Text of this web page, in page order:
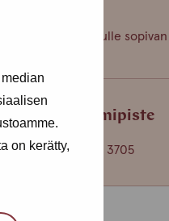
on kerätty,
Voimme sopia sinulle
Helsingin toimipiste
+358 (0)40 650 3705